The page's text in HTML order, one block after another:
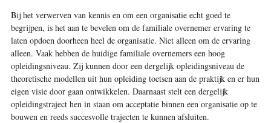
Bij het verwerven van kennis en om een organisatie echt goed te
begrijpen, is het aan te bevelen om de familiale overnemer ervaring te
laten opdoen doorheen heel de organisatie. Niet alleen om de ervaring
alleen. Vaak hebben de huidige familiale overnemers een hoog
opleidingsniveau. Zij kunnen door een dergelijk opleidingsniveau de
theoretische modellen uit hun opleiding toetsen aan de praktijk en er hun
eigen visie door gaan ontwikkelen. Daarnaast stelt een dergelijk
opleidingstraject hen in staan om acceptatie binnen een organisatie op te
bouwen en reeds succesvolle trajecten te kunnen afsluiten.